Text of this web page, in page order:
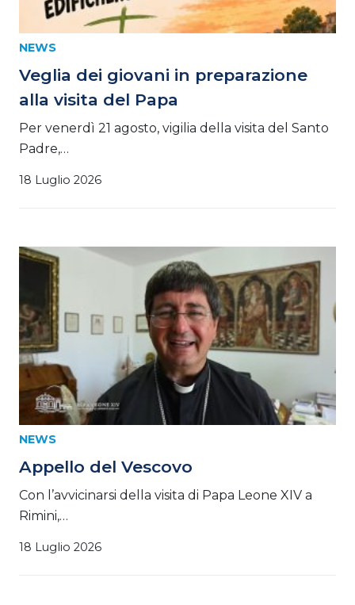
NEWS
Veglia dei giovani in preparazione
alla visita del Papa
Per venerdì 21 agosto, vigilia della visita del Santo
Padre,…
18 Luglio 2026
NEWS
Appello del Vescovo
Con l’avvicinarsi della visita di Papa Leone XIV a
Rimini,…
18 Luglio 2026